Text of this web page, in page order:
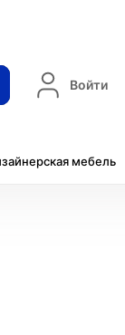
Войти
мебель